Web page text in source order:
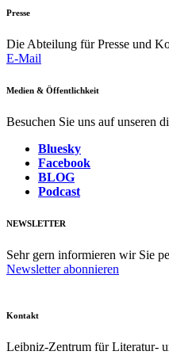
Presse
Die Abteilung für Presse und
E-Mail
Medien & Öffentlichkeit
Besuchen Sie uns auf unseren
Bluesky
Facebook
BLOG
Podcast
NEWSLETTER
Sehr gern informieren wir Sie
Newsletter abonnieren
Kontakt
Leibniz-Zentrum für Literatur-